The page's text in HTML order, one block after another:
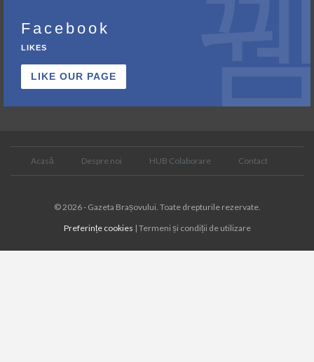
Facebook
LIKES
LIKE OUR PAGE
Acasă Despre noi HUB Colaborare Contact
© 2026 - Gazeta Brașovului. Toate drepturile rezervate.
Preferințe cookies | Termeni și condiții de utilizare